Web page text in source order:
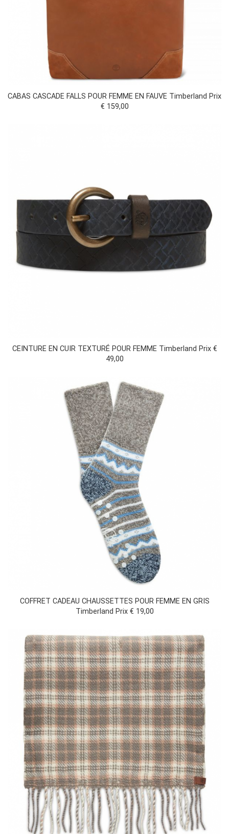
CABAS CASCADE FALLS POUR FEMME EN FAUVE Timberland Prix
€ 159,00
CEINTURE EN CUIR TEXTURÉ POUR FEMME Timberland Prix €
49,00
COFFRET CADEAU CHAUSSETTES POUR FEMME EN GRIS
Timberland Prix € 19,00